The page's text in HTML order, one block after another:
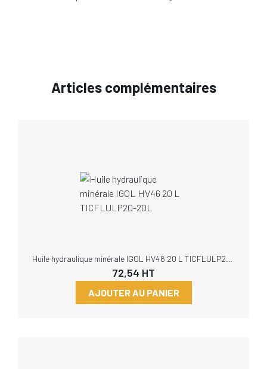
Articles complémentaires
72,54 HT
AJOUTER AU PANIER